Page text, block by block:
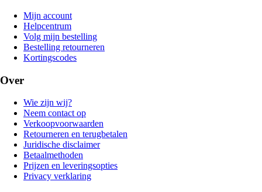
Mijn account
Helpcentrum
Volg mijn bestelling
Bestelling retourneren
Kortingscodes
Over
Wie zijn wij?
Neem contact op
Verkoopvoorwaarden
Retourneren en terugbetalen
Juridische disclaimer
Betaalmethoden
Prijzen en leveringsopties
Privacy verklaring